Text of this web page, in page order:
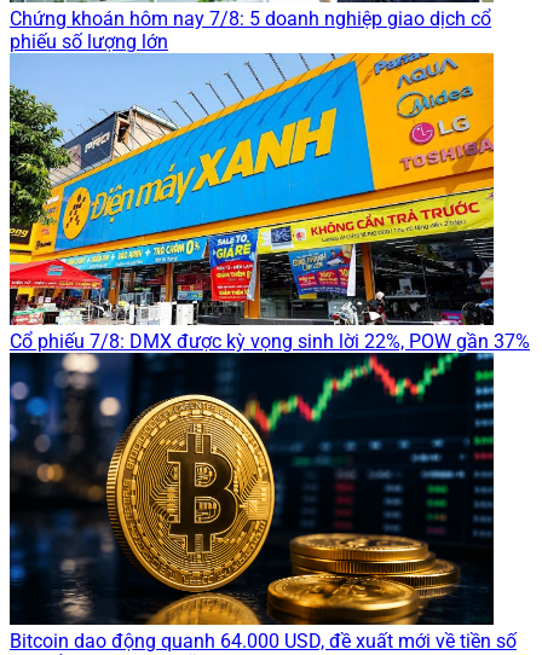
Chứng khoán hôm nay 7/8: 5 doanh nghiệp giao dịch cổ
phiếu số lượng lớn
Cổ phiếu 7/8: DMX được kỳ vọng sinh lời 22%, POW gần 37%
Bitcoin dao động quanh 64.000 USD, đề xuất mới về tiền số